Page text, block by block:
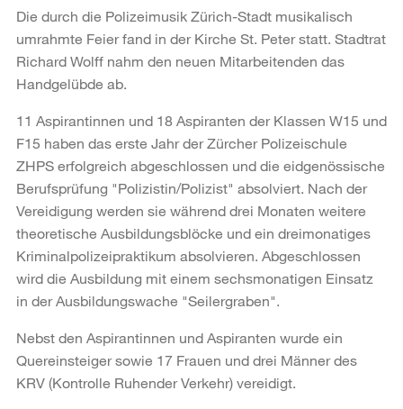
Die durch die Polizeimusik Zürich-Stadt musikalisch
umrahmte Feier fand in der Kirche St. Peter statt. Stadtrat
Richard Wolff nahm den neuen Mitarbeitenden das
Handgelübde ab.
11 Aspirantinnen und 18 Aspiranten der Klassen W15 und
F15 haben das erste Jahr der Zürcher Polizeischule
ZHPS erfolgreich abgeschlossen und die eidgenössische
Berufsprüfung "Polizistin/Polizist" absolviert. Nach der
Vereidigung werden sie während drei Monaten weitere
theoretische Ausbildungsblöcke und ein dreimonatiges
Kriminalpolizeipraktikum absolvieren. Abgeschlossen
wird die Ausbildung mit einem sechsmonatigen Einsatz
in der Ausbildungswache "Seilergraben".
Nebst den Aspirantinnen und Aspiranten wurde ein
Quereinsteiger sowie 17 Frauen und drei Männer des
KRV (Kontrolle Ruhender Verkehr) vereidigt.